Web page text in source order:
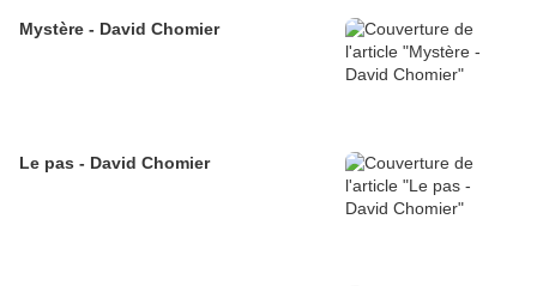
Mystère - David Chomier
Le pas - David Chomier